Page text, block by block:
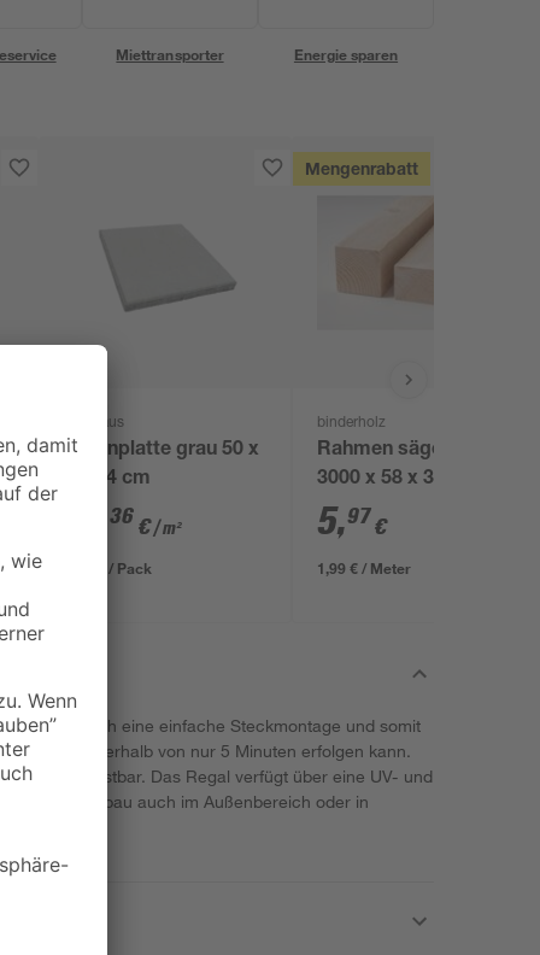
Miettransporter Energie sparen
Diephaus
Betonplatte grau 50 x
50 x 4 cm
,36 €/ m²
3,59 € / Pack
Mengenrabatt
binderholz
Rahmen sägerau
3000 x 58 x 38 mm
5,97€
1,99 € / Meter
sich durch eine einfache Steckmontage und somit
aus, der innerhalb von nur 5 Minuten erfolgen kann.
25 kg belastbar. Das Regal verfügt über eine UV- und
der Aufbau auch im Außenbereich oder in